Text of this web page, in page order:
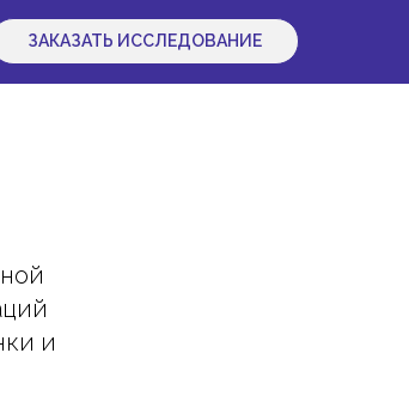
ЗАКАЗАТЬ ИССЛЕДОВАНИЕ
и